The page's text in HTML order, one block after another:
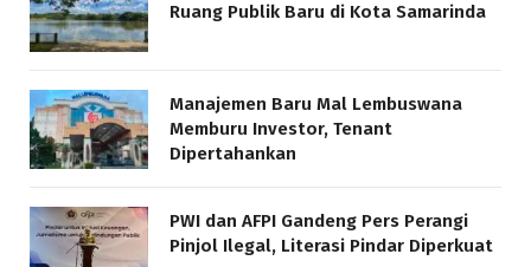
Ruang Publik Baru di Kota Samarinda
Manajemen Baru Mal Lembuswana
Memburu Investor, Tenant
Dipertahankan
PWI dan AFPI Gandeng Pers Perangi
Pinjol Ilegal, Literasi Pindar Diperkuat